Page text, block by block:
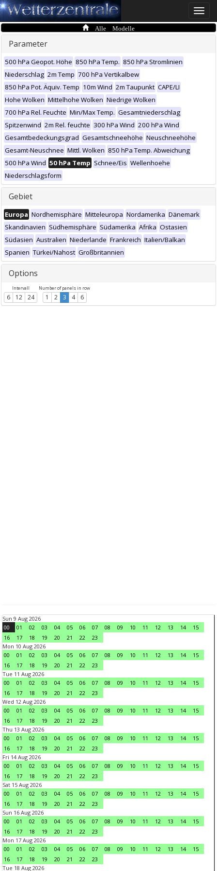
Toggle
Alle Modelle
Parameter
500 hPa Geopot. Höhe 850 hPa Temp. 850 hPa Stromlinien
Niederschlag 2m Temp 700 hPa Vertikalbew
850 hPa Pot. Äquiv. Temp 10m Wind 2m Taupunkt CAPE/LI
Hohe Wolken Mittelhohe Wolken Niedrige Wolken
700 hPa Rel. Feuchte Min/Max Temp. Gesamtniederschlag
Spitzenwind 2m Rel. feuchte 300 hPa Wind 200 hPa Wind
Gesamtbedeckungsgrad Gesamtschneehöhe Neuschneehöhe
Gesamt-Neuschnee Mittl. Wolken 850 hPa Temp. Abweichung
500 hPa Wind 50 hPa Temp Schnee/Eis Wellenhoehe
Niederschlagsform
Gebiet
Europa Nordhemisphäre Mitteleuropa Nordamerika Dänemark
Skandinavien Südhemisphäre Südamerika Afrika Ostasien
Südasien Australien Niederlande Frankreich Italien/Balkan
Spanien Türkei/Nahost Großbritannien
Options
Intervall
6 12 24
Number of panels in row
1 2 3 4 6
Sun 9 Aug 2026
00
01 02 03 04 05 06 07 08 09 10 11 12 13 14
15
16
17 18 19 20 21 22
23
Mon 10 Aug 2026
00
01 02 03 04 05 06 07 08 09 10 11 12 13 14
15
16
17 18 19 20 21 22
23
Tue 11 Aug 2026
00
01 02 03 04 05 06 07 08 09 10 11 12 13 14
15
16
17 18 19 20 21 22
23
Wed 12 Aug 2026
00
01 02 03 04 05 06 07 08 09 10 11 12 13 14
15
16
17 18 19 20 21 22
23
Thu 13 Aug 2026
00
01 02 03 04 05 06 07 08 09 10 11 12 13 14
15
16
17 18 19 20 21 22
23
Fri 14 Aug 2026
00
01 02 03 04 05 06 07 08 09 10 11 12 13 14
15
16
17 18 19 20 21 22
23
Sat 15 Aug 2026
00
01 02 03 04 05 06 07 08 09 10 11 12 13 14
15
16
17 18 19 20 21 22
23
Sun 16 Aug 2026
00
01 02 03 04 05 06 07 08 09 10 11 12 13 14
15
16
17 18 19 20 21 22
23
Mon 17 Aug 2026
00
01 02 03 04 05 06 07 08 09 10 11 12 13 14
15
16
17 18 19 20 21 22
23
Tue 18 Aug 2026